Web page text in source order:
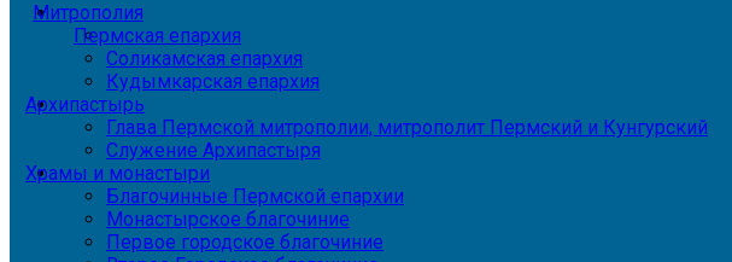
Митрополия
Пермская епархия
Соликамская епархия
Кудымкарская епархия
Архипастырь
Глава Пермской митрополии, митрополит Пермский и Кунгурский
Служение Архипастыря
Храмы и монастыри
Благочинные Пермской епархии
Монастырское благочиние
Первое городское благочиние